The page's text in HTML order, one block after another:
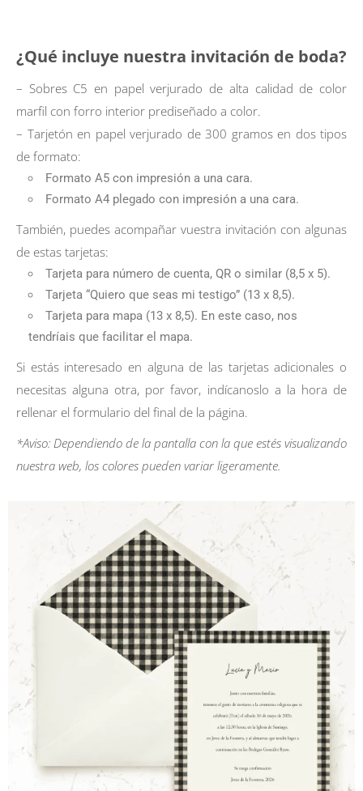
¿Qué incluye nuestra invitación de boda?
– Sobres C5 en papel verjurado de alta calidad de color
marfil con forro interior prediseñado a color.
– Tarjetón en papel verjurado de 300 gramos en dos tipos
de formato:
Formato A5 con impresión a una cara.
Formato A4 plegado con impresión a una cara.
También, puedes acompañar vuestra invitación con algunas
de estas tarjetas:
Tarjeta para número de cuenta, QR o similar (8,5 x 5).
Tarjeta “Quiero que seas mi testigo” (13 x 8,5).
Tarjeta para mapa (13 x 8,5). En este caso, nos
tendríais que facilitar el mapa.
Si estás interesado en alguna de las tarjetas adicionales o
necesitas alguna otra, por favor, indícanoslo a la hora de
rellenar el formulario del final de la página.
*Aviso: Dependiendo de la pantalla con la que estés visualizando
nuestra web, los colores pueden variar ligeramente.